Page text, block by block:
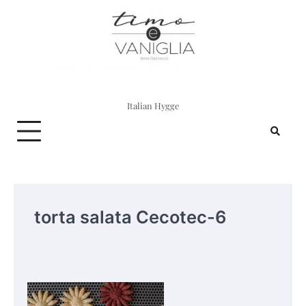
Italian Hygge
torta salata Cecotec-6